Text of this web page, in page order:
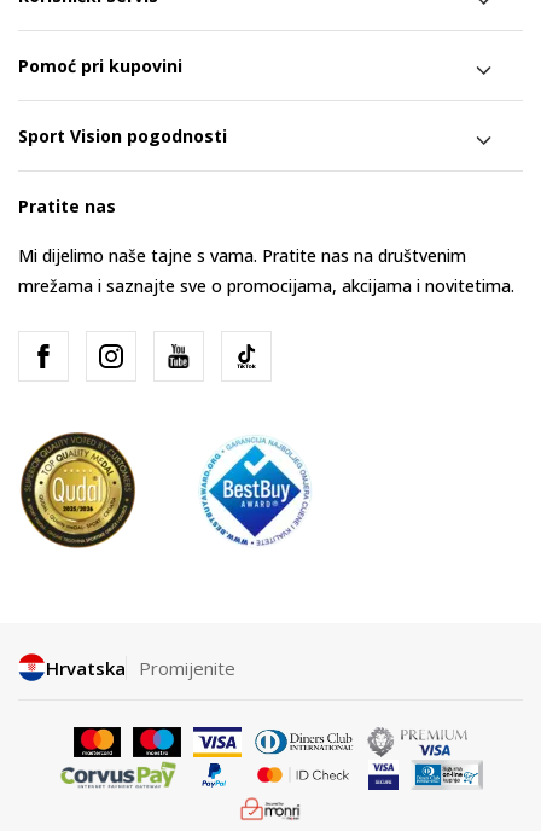
Pomoć pri kupovini
Sport Vision pogodnosti
Pratite nas
Mi dijelimo naše tajne s vama. Pratite nas na društvenim
mrežama i saznajte sve o promocijama, akcijama i novitetima.
Hrvatska Promijenite